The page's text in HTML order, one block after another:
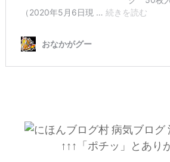
↑↑↑「ポチッ」とあり